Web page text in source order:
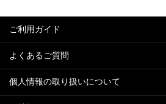
ご利用ガイド
よくあるご質問
個人情報の取り扱いについて